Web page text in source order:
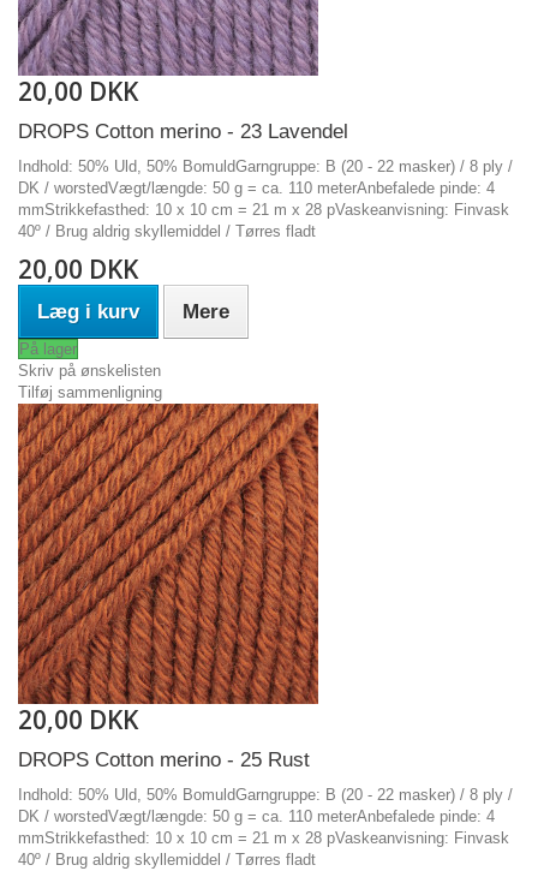
20,00 DKK
DROPS Cotton merino - 23 Lavendel
Indhold: 50% Uld, 50% BomuldGarngruppe: B (20 - 22 masker) / 8 ply /
DK / worstedVægt/længde: 50 g = ca. 110 meterAnbefalede pinde: 4
mmStrikkefasthed: 10 x 10 cm = 21 m x 28 pVaskeanvisning: Finvask
40º / Brug aldrig skyllemiddel / Tørres fladt
20,00 DKK
Læg i kurv Mere
På lager
Skriv på ønskelisten
Tilføj sammenligning
20,00 DKK
DROPS Cotton merino - 25 Rust
Indhold: 50% Uld, 50% BomuldGarngruppe: B (20 - 22 masker) / 8 ply /
DK / worstedVægt/længde: 50 g = ca. 110 meterAnbefalede pinde: 4
mmStrikkefasthed: 10 x 10 cm = 21 m x 28 pVaskeanvisning: Finvask
40º / Brug aldrig skyllemiddel / Tørres fladt